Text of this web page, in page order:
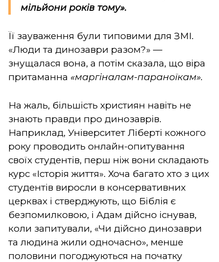
мільйони років тому».
Її зауваження були типовими для ЗМІ.
«Люди та динозаври разом?» —
знущалася вона, а потім сказала, що віра
притаманна «маргіналам-параноїкам».
На жаль, більшість християн навіть не
знають правди про динозаврів.
Наприклад, Університет Ліберті кожного
року проводить онлайн-опитування
своїх студентів, перш ніж вони складають
курс «Історія життя». Хоча багато хто з цих
студентів виросли в консервативних
церквах і стверджують, що Біблія є
безпомилковою, і Адам дійсно існував,
коли запитували, «Чи дійсно динозаври
та людина жили одночасно», менше
половини погоджуються на початку